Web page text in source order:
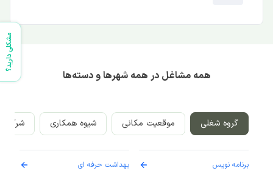
همه مشاغل در همه شهرها و دسته‌ها
گروه شغلی موقعیت مکانی شیوه همکاری
برنامه نویس بهداشت حرفه ای
مشکلی دارید؟